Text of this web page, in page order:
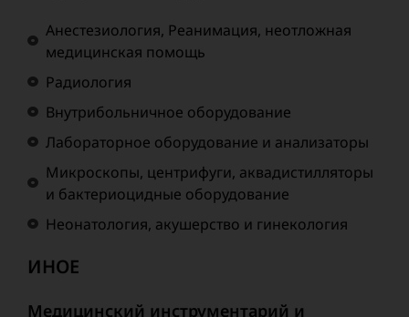
Анестезиология, Реанимация, неотложная
медицинская помощь
Радиология
Внутрибольничное оборудование
Лабораторное оборудование и анализаторы
Микроскопы, центрифуги, аквадистилляторы
и бактериоцидные оборудование
Неонатология, акушерство и гинекология
ИНОЕ
Медицинский инструментарий и